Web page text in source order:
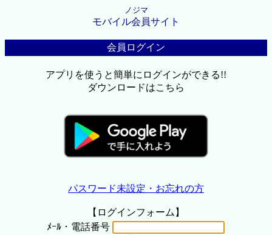
ノジマ
モバイル会員サイト
会員ログイン
アプリを使うと簡単にログインができる!!
ダウンロードはこちら
パスワード未設定・お忘れの方
【ログインフォーム】
ﾒｰﾙ・電話番号